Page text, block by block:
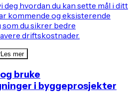
deg hvordan du kan sette mål i ditt
kommende og eksisterende
du sikrer bedre
driftskostnader.
Les mer
bruke
i byggeprosjekter